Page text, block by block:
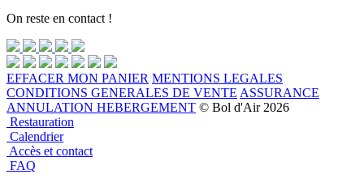
On reste en contact !
EFFACER MON PANIER MENTIONS LEGALES
CONDITIONS GENERALES DE VENTE ASSURANCE
ANNULATION HEBERGEMENT © Bol d'Air 2026
Restauration
Calendrier
Accès et contact
FAQ